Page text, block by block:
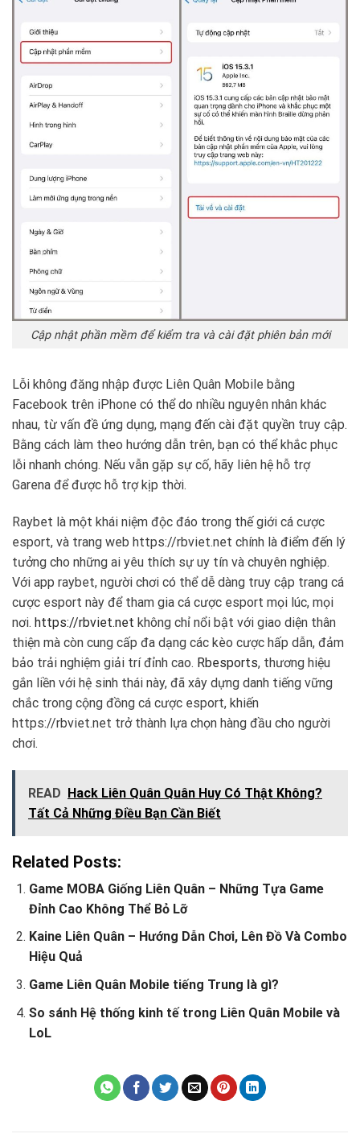
Cập nhật phần mềm để kiểm tra và cài đặt phiên bản mới
Lỗi không đăng nhập được Liên Quân Mobile bằng
Facebook trên iPhone có thể do nhiều nguyên nhân khác
nhau, từ vấn đề ứng dụng, mạng đến cài đặt quyền truy cập.
Bằng cách làm theo hướng dẫn trên, bạn có thể khắc phục
lỗi nhanh chóng. Nếu vẫn gặp sự cố, hãy liên hệ hỗ trợ
Garena để được hỗ trợ kịp thời.
Raybet là một khái niệm độc đáo trong thế giới cá cược
esport, và trang web https://rbviet.net chính là điểm đến lý
tưởng cho những ai yêu thích sự uy tín và chuyên nghiệp.
Với app raybet, người chơi có thể dễ dàng truy cập trang cá
cược esport này để tham gia cá cược esport mọi lúc, mọi
nơi. https://rbviet.net không chỉ nổi bật với giao diện thân
thiện mà còn cung cấp đa dạng các kèo cược hấp dẫn, đảm
bảo trải nghiệm giải trí đỉnh cao. Rbesports, thương hiệu
gắn liền với hệ sinh thái này, đã xây dựng danh tiếng vững
chắc trong cộng đồng cá cược esport, khiến
https://rbviet.net trở thành lựa chọn hàng đầu cho người
chơi.
READ Hack Liên Quân Quân Huy Có Thật Không?
Tất Cả Những Điều Bạn Cần Biết
Related Posts:
Game MOBA Giống Liên Quân – Những Tựa Game
Đỉnh Cao Không Thể Bỏ Lỡ
Kaine Liên Quân – Hướng Dẫn Chơi, Lên Đồ Và Combo
Hiệu Quả
Game Liên Quân Mobile tiếng Trung là gì?
So sánh Hệ thống kinh tế trong Liên Quân Mobile và
LoL